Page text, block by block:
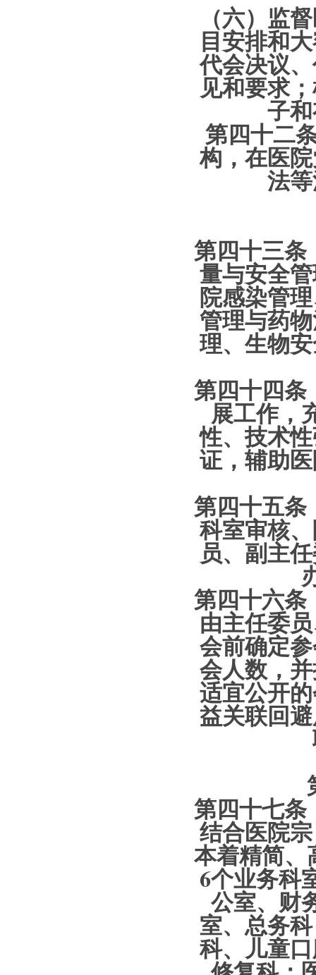
（六）监
目安排和
代会决议
见和要求
子
第四十二
构，在医
法
第四十三
量与安全
院感染管
管理与药
理、生物
第四十四
展工作，
性、技术
证，辅助
第四十五
科室审核
员、副主
第四十六
由主任委
会前确定
会人数，
适宜公开
益关联回
第四十七
结合医院
本着精简、
6个业务科
公室、财
室、总务
科、儿童